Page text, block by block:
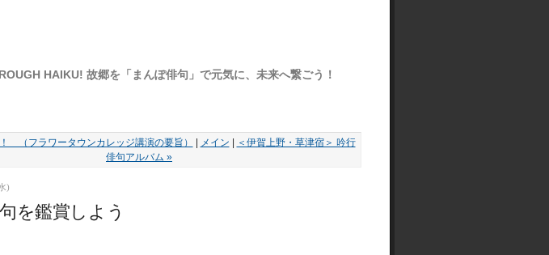
HAIKU! 故郷を「まんぽ俳句」で元気に、未来へ繋ごう！
（フラワータウンカレッジ講演の要旨） メイン
＜伊賀上野・草津宿＞ 吟行
俳句アルバム »
)
を鑑賞しよう